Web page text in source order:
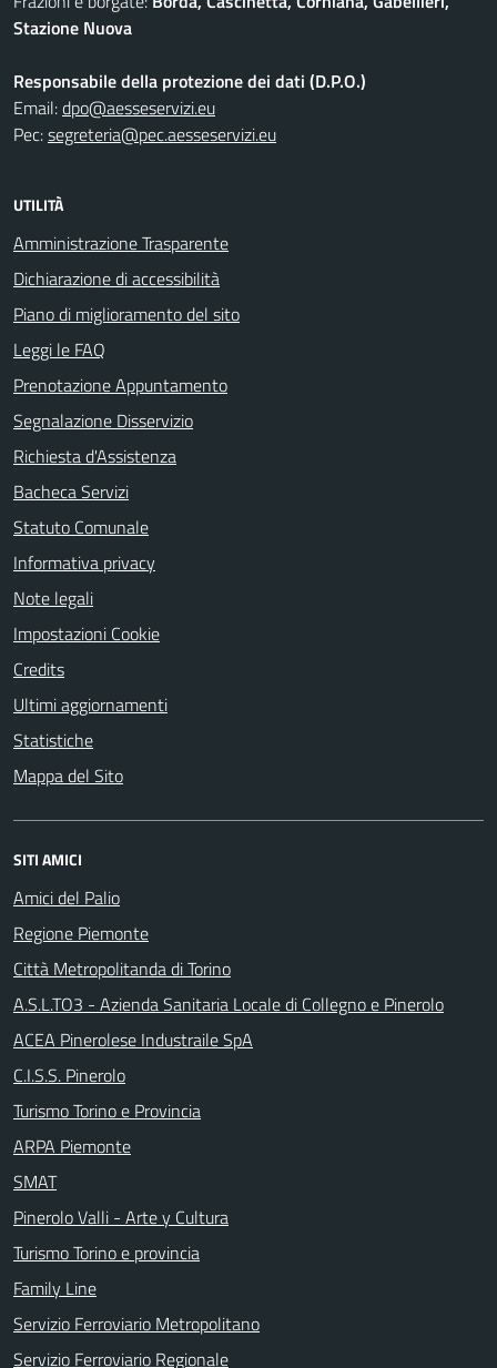
Stazione Nuova
Responsabile della protezione dei dati (D.P.O.)
Email:dpo@aesseservizi.eu
Pec:segreteria@pec.aesseservizi.eu
UTILITÀ
Amministrazione Trasparente
Dichiarazione di accessibilità
Piano di miglioramento del sito
Leggi le FAQ
Prenotazione Appuntamento
Segnalazione Disservizio
Richiesta d'Assistenza
Bacheca Servizi
Statuto Comunale
Informativa privacy
Note legali
Impostazioni Cookie
Credits
Ultimi aggiornamenti
Statistiche
Mappa del Sito
SITI AMICI
Amici del Palio
Regione Piemonte
Città Metropolitanda di Torino
A.S.L.TO3 - Azienda Sanitaria Locale di Collegno e Pinerolo
ACEA Pinerolese Industraile SpA
C.I.S.S. Pinerolo
Turismo Torino e Provincia
ARPA Piemonte
SMAT
Pinerolo Valli - Arte y Cultura
Turismo Torino e provincia
Family Line
Servizio Ferroviario Metropolitano
Servizio Ferroviario Regionale